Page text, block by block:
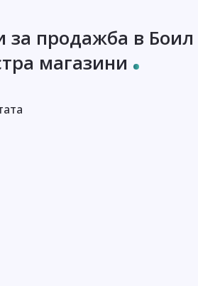
за продажба в Боил
магазини